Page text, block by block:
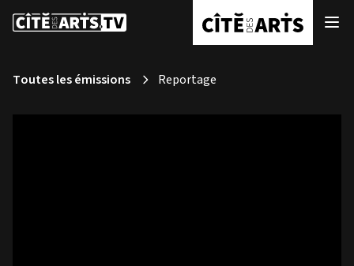
Toutes les émissions Reportage